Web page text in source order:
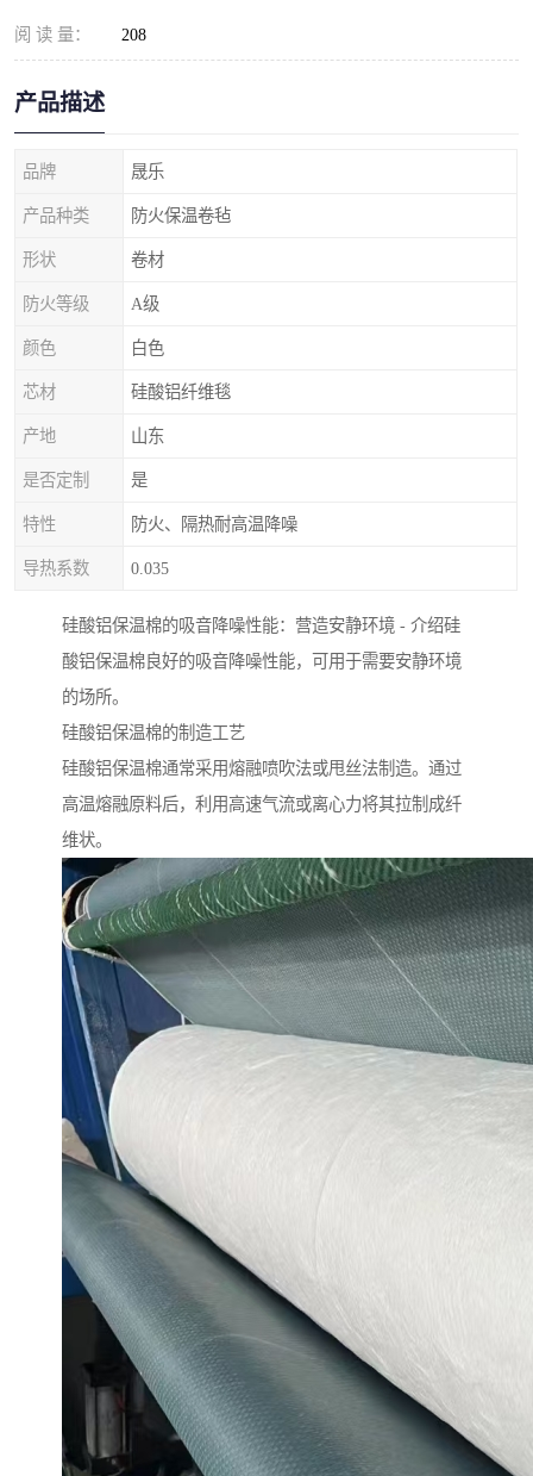
阅 读 量： 208
产品描述
品牌 晟乐
产品种类 防火保温卷毡
形状 卷材
防火等级 A级
颜色 白色
芯材 硅酸铝纤维毯
产地 山东
是否定制 是
特性 防火、隔热耐高温降噪
导热系数 0.035
硅酸铝保温棉的吸音降噪性能：营造安静环境 - 介绍硅
酸铝保温棉良好的吸音降噪性能，可用于需要安静环境
的场所。
硅酸铝保温棉的制造工艺
硅酸铝保温棉通常采用熔融喷吹法或甩丝法制造。通过
高温熔融原料后，利用高速气流或离心力将其拉制成纤
维状。